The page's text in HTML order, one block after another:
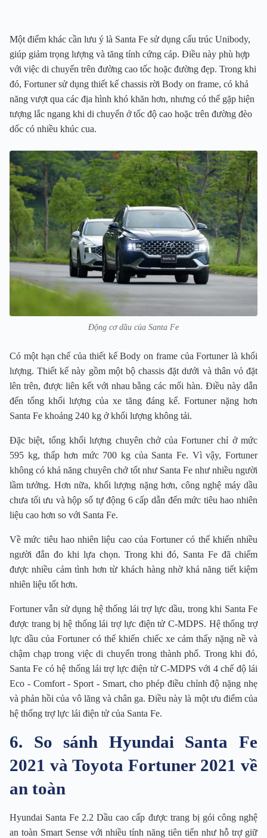
Một điểm khác cần lưu ý là Santa Fe sử dụng cấu trúc Unibody,
giúp giảm trọng lượng và tăng tính cứng cáp. Điều này phù hợp
với việc di chuyển trên đường cao tốc hoặc đường đẹp. Trong khi
đó, Fortuner sử dụng thiết kế chassis rời Body on frame, có khả
năng vượt qua các địa hình khó khăn hơn, nhưng có thể gặp hiện
tượng lắc ngang khi di chuyển ở tốc độ cao hoặc trên đường đèo
dốc có nhiều khúc cua.
Động cơ dầu của Santa Fe
Có một hạn chế của thiết kế Body on frame của Fortuner là khối
lượng. Thiết kế này gồm một bộ chassis đặt dưới và thân vỏ đặt
lên trên, được liên kết với nhau bằng các mối hàn. Điều này dẫn
đến tổng khối lượng của xe tăng đáng kể. Fortuner nặng hơn
Santa Fe khoảng 240 kg ở khối lượng không tải.
Đặc biệt, tổng khối lượng chuyên chở của Fortuner chỉ ở mức
595 kg, thấp hơn mức 700 kg của Santa Fe. Vì vậy, Fortuner
không có khả năng chuyên chở tốt như Santa Fe như nhiều người
lầm tưởng. Hơn nữa, khối lượng nặng hơn, công nghệ máy dầu
chưa tối ưu và hộp số tự động 6 cấp dẫn đến mức tiêu hao nhiên
liệu cao hơn so với Santa Fe.
Về mức tiêu hao nhiên liệu cao của Fortuner có thể khiến nhiều
người đắn đo khi lựa chọn. Trong khi đó, Santa Fe đã chiếm
được nhiều cảm tình hơn từ khách hàng nhờ khả năng tiết kiệm
nhiên liệu tốt hơn.
Fortuner vẫn sử dụng hệ thống lái trợ lực dầu, trong khi Santa Fe
được trang bị hệ thống lái trợ lực điện tử C-MDPS. Hệ thống trợ
lực dầu của Fortuner có thể khiến chiếc xe cảm thấy nặng nề và
chậm chạp trong việc di chuyển trong thành phố. Trong khi đó,
Santa Fe có hệ thống lái trợ lực điện tử C-MDPS với 4 chế độ lái
Eco - Comfort - Sport - Smart, cho phép điều chỉnh độ nặng nhẹ
và phản hồi của vô lăng và chân ga. Điều này là một ưu điểm của
hệ thống trợ lực lái điện tử của Santa Fe.
6. So sánh Hyundai Santa Fe
2021 và Toyota Fortuner 2021 về
an toàn
Hyundai Santa Fe 2.2 Dầu cao cấp được trang bị gói công nghệ
an toàn Smart Sense với nhiều tính năng tiên tiến như hỗ trợ giữ